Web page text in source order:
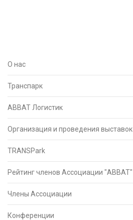
О нас
Транспарк
ABBAT Логистик
Организация и проведения выставок
TRANSPark
Рейтинг членов Ассоциации "АВВАТ"
Члены Ассоциации
Конференции